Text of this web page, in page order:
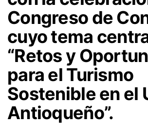
Congreso de
cuyo tema
“Retos y
para el Turismo
Sostenible en el
Antioqueño”.